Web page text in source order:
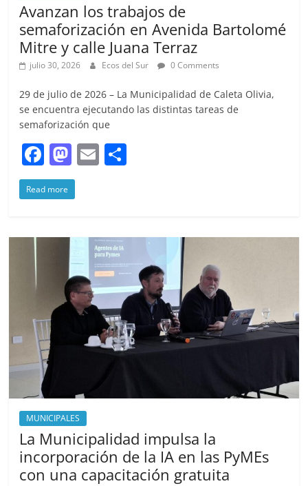
Avanzan los trabajos de
semaforización en Avenida Bartolomé
Mitre y calle Juana Terraz
julio 30, 2026 Ecos del Sur 0 Comments
29 de julio de 2026 – La Municipalidad de Caleta Olivia,
se encuentra ejecutando las distintas tareas de
semaforización que
F
a
c
b
k
M
a
st
d
o
n
E
Read more
MUNICIPALES
La Municipalidad impulsa la
incorporación de la IA en las PyMEs
con una capacitación gratuita